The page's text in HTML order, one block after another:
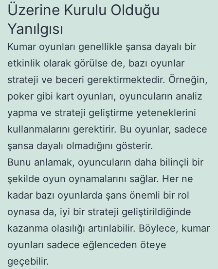
Üzerine Kurulu Olduğu
Yanılgısı
Kumar oyunları genellikle şansa dayalı bir
etkinlik olarak görülse de, bazı oyunlar
strateji ve beceri gerektirmektedir. Örneğin,
poker gibi kart oyunları, oyuncuların analiz
yapma ve strateji geliştirme yeteneklerini
kullanmalarını gerektirir. Bu oyunlar, sadece
şansa dayalı olmadığını gösterir.
Bunu anlamak, oyuncuların daha bilinçli bir
şekilde oyun oynamalarını sağlar. Her ne
kadar bazı oyunlarda şans önemli bir rol
oynasa da, iyi bir strateji geliştirildiğinde
kazanma olasılığı artırılabilir. Böylece, kumar
oyunları sadece eğlenceden öteye
geçebilir.